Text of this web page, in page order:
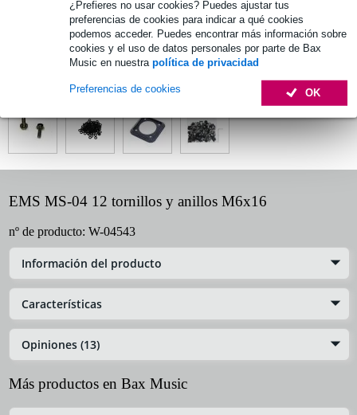
¿Prefieres no usar cookies? Puedes ajustar tus
preferencias de cookies para indicar a qué cookies
podemos acceder. Puedes encontrar más información sobre
cookies y el uso de datos personales por parte de Bax
Music en nuestra política de privacidad
OK
Preferencias de cookies
tamaño del tornillo: M6x16
cada set contiene 12 unidades
Especificaciones completas
Véase también (4)
EMS MS-04 12 tornillos y anillos M6x16
nº de producto: W-04543
Información del producto
Características
Opiniones (13)
Más productos en Bax Music